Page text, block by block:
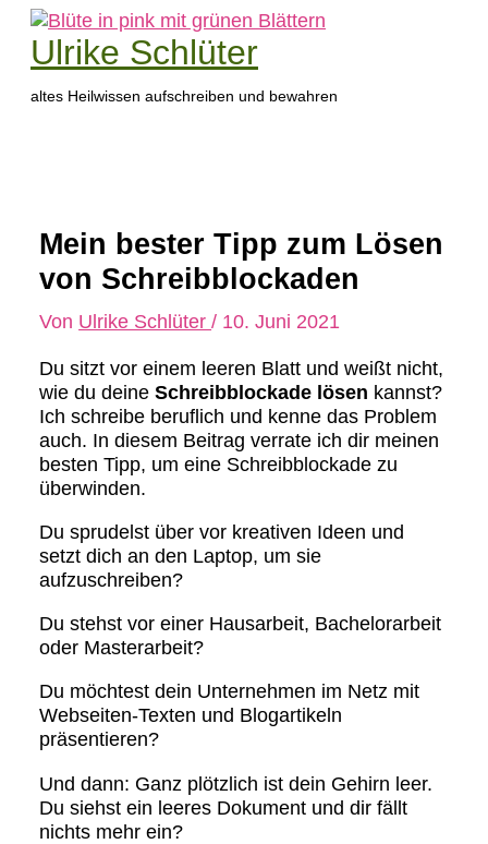
Zum
Inhalt
springen
Ulrike Schlüter
altes Heilwissen aufschreiben und bewahren
Mein bester Tipp zum Lösen
von Schreibblockaden
Von Ulrike Schlüter/ 10. Juni 2021
Du sitzt vor einem leeren Blatt und weißt nicht,
wie du deineSchreibblockade lösen kannst?
Ich schreibe beruflich und kenne das Problem
auch. In diesem Beitrag verrate ich dir meinen
besten Tipp, um eine Schreibblockade zu
überwinden.
Du sprudelst über vor kreativen Ideen und
setzt dich an den Laptop, um sie
aufzuschreiben?
Du stehst vor einer Hausarbeit, Bachelorarbeit
oder Masterarbeit?
Du möchtest dein Unternehmen im Netz mit
Webseiten-Texten und Blogartikeln
präsentieren?
Und dann: Ganz plötzlich ist dein Gehirn leer.
Du siehst ein leeres Dokument und dir fällt
nichts mehr ein?